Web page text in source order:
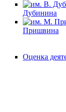
Дубинина
Пришвина
Оценка